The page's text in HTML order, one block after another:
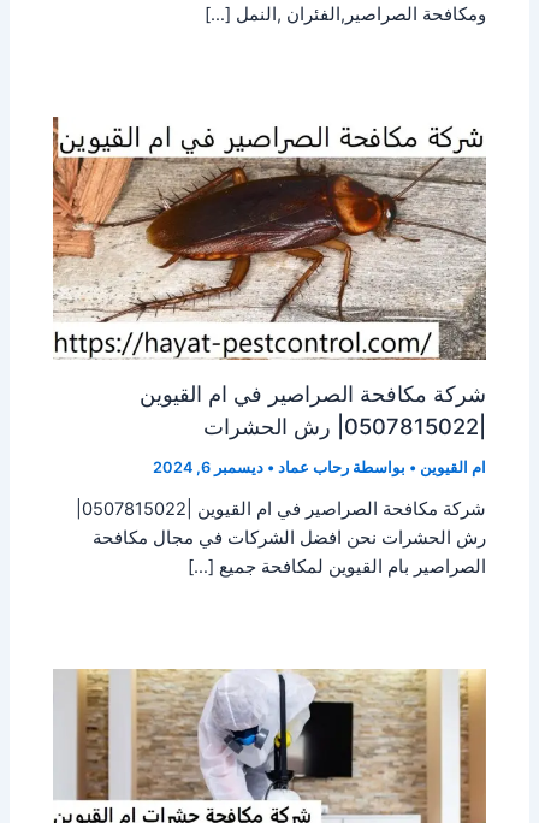
ومكافحة الصراصير,الفئران ,النمل […]
شركة مكافحة الصراصير في ام القيوين
ام القيوين • بواسطة رحاب عماد•ديسمبر 6, 2024
رش الحشرات نحن افضل الشركات في مجال مكافحة
الصراصير بام القيوين لمكافحة جميع […]